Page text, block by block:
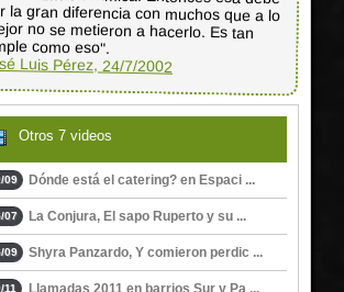
como eso".
Luis Pérez, 24/7/2002
Otros 7 videos
09 Dónde está el catering? en Espaci ...
07 La Conjura, El sapo Ruperto y su ...
09 Shyra Panzardo, Y comieron perdic ...
11 Llamadas 2011 en barrios Sur y Pa ...